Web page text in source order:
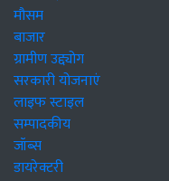
मौसम
बाजार
ग्रामीण उद्द्योग
सरकारी योजनाएं
लाइफ स्टाइल
सम्पादकीय
जॉब्स
डायरेक्टरी